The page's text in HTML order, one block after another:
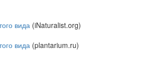
вида (iNaturalist.org)
вида (plantarium.ru)